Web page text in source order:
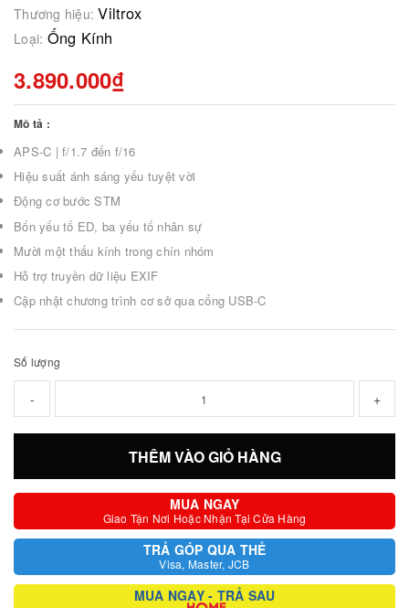
Thương hiệu:Viltrox
Loại: Ống Kính
3.890.000₫
Mô tả :
APS-C | f/1.7 đến f/16
Hiệu suất ánh sáng yếu tuyệt vời
Động cơ bước STM
Bốn yếu tố ED, ba yếu tố nhân sự
Mười một thấu kính trong chín nhóm
Hỗ trợ truyền dữ liệu EXIF
Cập nhật chương trình cơ sở qua cổng USB-C
Số lượng
- +
THÊM VÀO GIỎ HÀNG
MUA NGAY
Giao Tận Nơi Hoặc Nhận Tại Cửa Hàng
TRẢ GÓP QUA THẺ
Visa, Master, JCB
MUA NGAY - TRẢ SAU